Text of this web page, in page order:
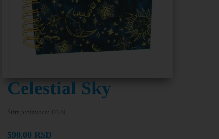
Celestial Sky
Šifra proizvoda: E049
590,00 RSD